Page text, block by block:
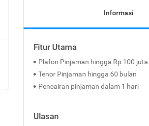
Informasi
Fitur Utama
Plafon Pinjaman hingga Rp 100 juta
Tenor Pinjaman hingga 60 bulan
Pencairan pinjaman dalam 1 hari
Ulasan